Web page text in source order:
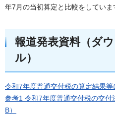
年7月の当初算定と比較をしていま
報道発表資料（ダ
ル）
令和7年度普通交付税の算定結果等
参考1 令和7年度普通交付税の交
B）